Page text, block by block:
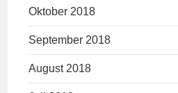
Oktober 2018
September 2018
August 2018